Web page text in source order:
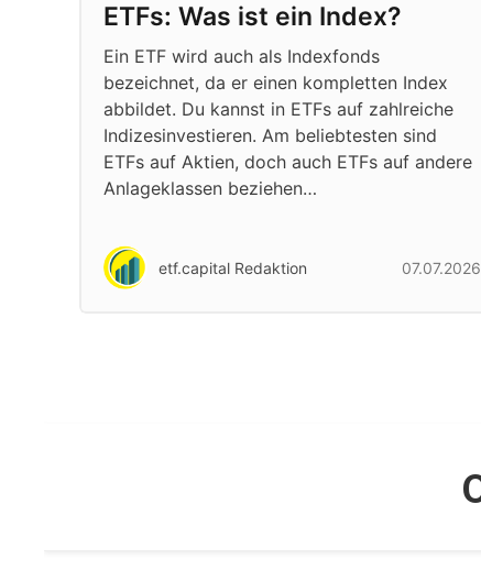
ETFs: Was ist ein Index?
Ein ETF wird auch als Indexfonds
bezeichnet, da er einen kompletten Index
abbildet. Du kannst in ETFs auf zahlreiche
Indizesinvestieren. Am beliebtesten sind
ETFs auf Aktien, doch auch ETFs auf andere
Anlageklassen beziehen…
etf.capital Redaktion 07.07.2026